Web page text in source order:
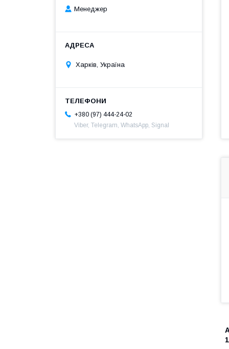
1
Менеджер
Харків, Україна
+380 (97) 444-24-02
Viber, Telegram, WhatsApp, Signal